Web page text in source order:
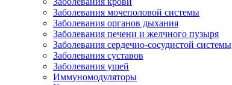
Заболевания мочеполовой системы
Заболевания органов дыхания
Заболевания печени и желчного пузыря
Заболевания сердечно-сосудистой системы
Заболевания суставов
Заболевания ушей
Иммуномодуляторы